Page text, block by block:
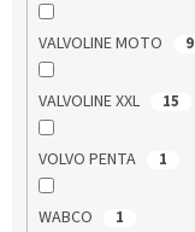
VALVOLINE MOTO 9
VALVOLINE XXL 15
VOLVO PENTA 1
WABCO 1